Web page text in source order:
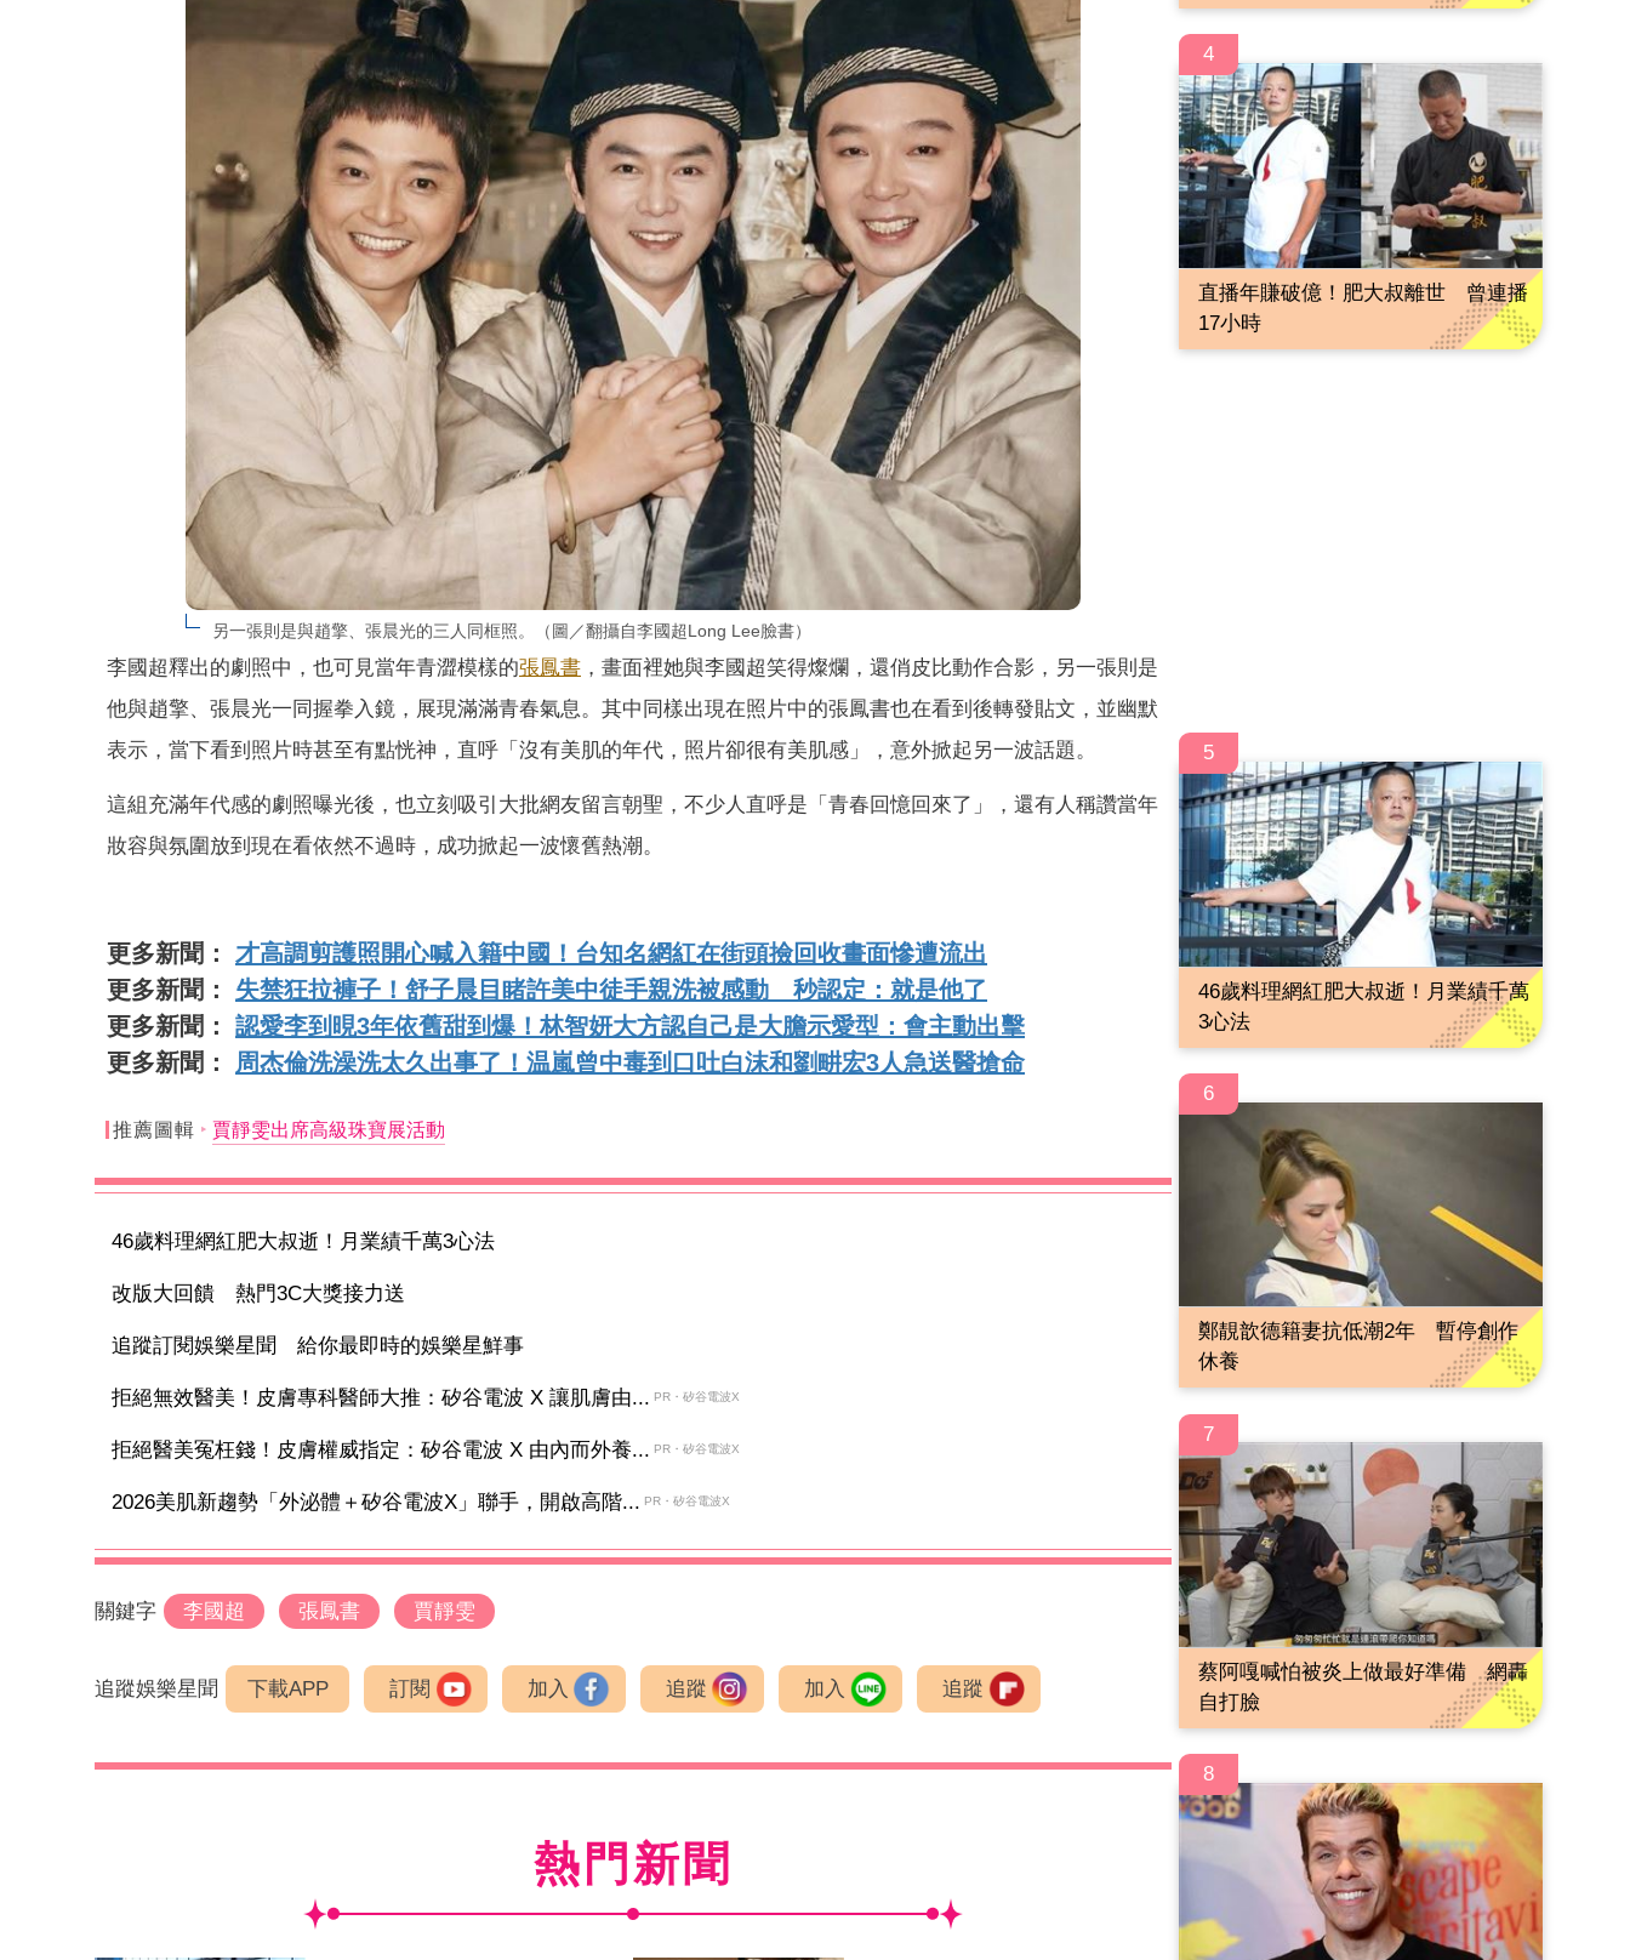
另一張則是與趙擎、張晨光的三人同框照。（圖／翻攝自李國超Long Lee臉書）
李國超釋出的劇照中，也可見當年青澀模樣的張鳳書 ，畫面裡她與李國超笑得燦爛，還俏皮比動作合影，另一張則是
他與趙擎、張晨光一同握拳入鏡，展現滿滿青春氣息。其中同樣出現在照片中的張鳳書也在看到後轉發貼文，並幽默
表示，當下看到照片時甚至有點恍神，直呼「沒有美肌的年代，照片卻很有美肌感」，意外掀起另一波話題。
這組充滿年代感的劇照曝光後，也立刻吸引大批網友留言朝聖，不少人直呼是「青春回憶回來了」，還有人稱讚當年
妝容與氛圍放到現在看依然不過時，成功掀起一波懷舊熱潮。
更多新聞： 才高調剪護照開心喊入籍中國！台知名網紅在街頭撿回收畫面慘遭流出
更多新聞： 失禁狂拉褲子！舒子晨目睹許美中徒手親洗被感動 秒認定：就是他了
更多新聞： 認愛李到晛3年依舊甜到爆！林智妍大方認自己是大膽示愛型：會主動出擊
更多新聞： 周杰倫洗澡洗太久出事了！温嵐曾中毒到口吐白沫和劉畊宏3人急送醫搶命
推薦圖輯 賈靜雯出席高級珠寶展活動
46歲料理網紅肥大叔逝！月業績千萬3心法
改版大回饋 熱門3C大獎接力送
追蹤訂閱娛樂星聞 給你最即時的娛樂星鮮事
拒絕無效醫美！皮膚專科醫師大推：矽谷電波 X 讓肌膚由... PR・矽谷電波X
拒絕醫美冤枉錢！皮膚權威指定：矽谷電波 X 由內而外養... PR・矽谷電波X
2026美肌新趨勢「外泌體＋矽谷電波X」聯手，開啟高階... PR・矽谷電波X
關鍵字 李國超 張鳳書 賈靜雯
追蹤娛樂星聞 下載APP 訂閱 加入 追蹤 加入 追蹤
熱門新聞
4
直播年賺破億！肥大叔離世 曾連播
17小時
5
46歲料理網紅肥大叔逝！月業績千萬
3心法
6
鄭靚歆德籍妻抗低潮2年 暫停創作
休養
7
蔡阿嘎喊怕被炎上做最好準備 網轟
自打臉
8